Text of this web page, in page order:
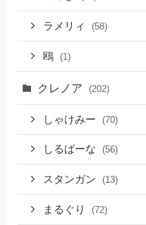
ラメリィ (58)
鴎 (1)
クレノア (202)
しゃけみー (70)
しるばーな (56)
スタンガン (13)
まるぐり (72)